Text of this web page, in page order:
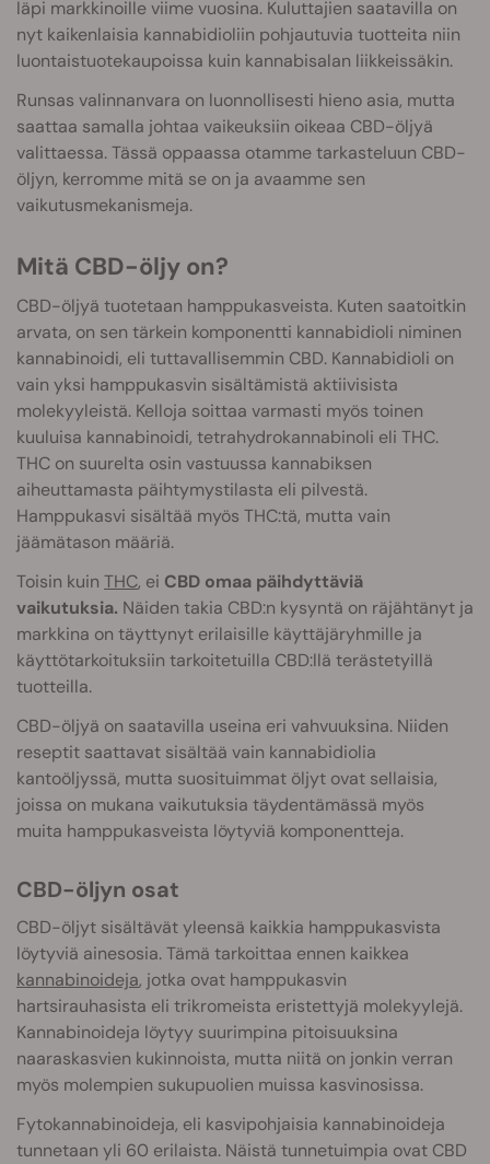
läpi markkinoille viime vuosina. Kuluttajien saatavilla on
nyt kaikenlaisia kannabidioliin pohjautuvia tuotteita niin
luontaistuotekaupoissa kuin kannabisalan liikkeissäkin.
Runsas valinnanvara on luonnollisesti hieno asia, mutta
saattaa samalla johtaa vaikeuksiin oikeaa CBD-öljyä
valittaessa. Tässä oppaassa otamme tarkasteluun CBD-
öljyn, kerromme mitä se on ja avaamme sen
vaikutusmekanismeja.
Mitä CBD-öljy on?
CBD-öljyä tuotetaan hamppukasveista. Kuten saatoitkin
arvata, on sen tärkein komponentti kannabidioli niminen
kannabinoidi, eli tuttavallisemmin CBD. Kannabidioli on
vain yksi hamppukasvin sisältämistä aktiivisista
molekyyleistä. Kelloja soittaa varmasti myös toinen
kuuluisa kannabinoidi, tetrahydrokannabinoli eli THC.
THC on suurelta osin vastuussa kannabiksen
aiheuttamasta päihtymystilasta eli pilvestä.
Hamppukasvi sisältää myös THC:tä, mutta vain
jäämätason määriä.
Toisin kuin THC, ei CBD omaa päihdyttäviä
vaikutuksia. Näiden takia CBD:n kysyntä on räjähtänyt ja
markkina on täyttynyt erilaisille käyttäjäryhmille ja
käyttötarkoituksiin tarkoitetuilla CBD:llä terästetyillä
tuotteilla.
CBD-öljyä on saatavilla useina eri vahvuuksina. Niiden
reseptit saattavat sisältää vain kannabidiolia
kantoöljyssä, mutta suosituimmat öljyt ovat sellaisia,
joissa on mukana vaikutuksia täydentämässä myös
muita hamppukasveista löytyviä komponentteja.
CBD-öljyn osat
CBD-öljyt sisältävät yleensä kaikkia hamppukasvista
löytyviä ainesosia. Tämä tarkoittaa ennen kaikkea
kannabinoideja, jotka ovat hamppukasvin
hartsirauhasista eli trikromeista eristettyjä molekyylejä.
Kannabinoideja löytyy suurimpina pitoisuuksina
naaraskasvien kukinnoista, mutta niitä on jonkin verran
myös molempien sukupuolien muissa kasvinosissa.
Fytokannabinoideja, eli kasvipohjaisia kannabinoideja
tunnetaan yli 60 erilaista. Näistä tunnetuimpia ovat CBD